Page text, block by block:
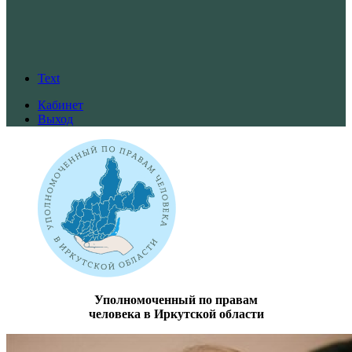
Text
Кабинет
Выход
Уполномоченный по правам
человека в Иркутской области